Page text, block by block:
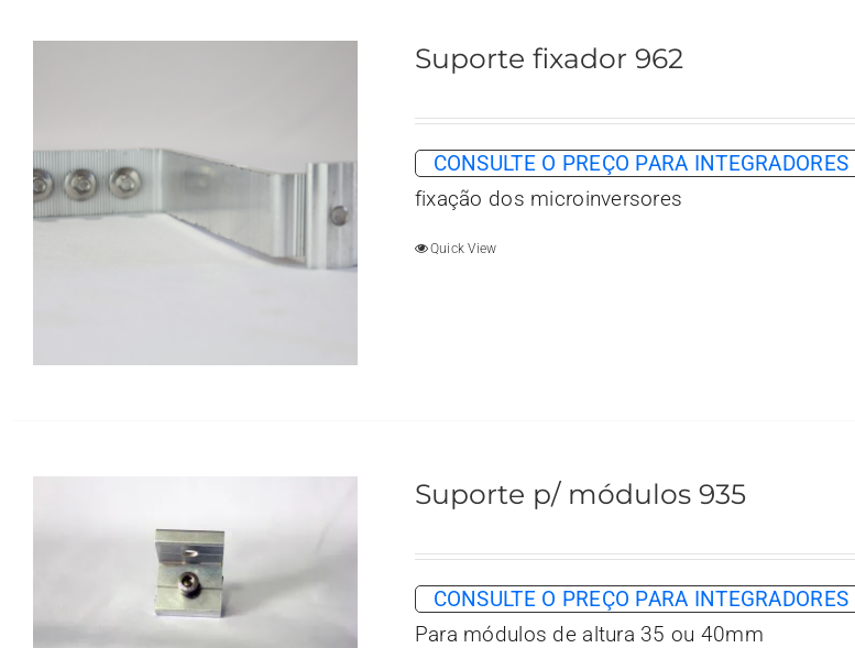
Suporte fixador 962
CONSULTE O PREÇO PARA INTEGRADORES
fixação dos microinversores
Quick View
Suporte p/ módulos 935
CONSULTE O PREÇO PARA INTEGRADORES
Para módulos de altura 35 ou 40mm